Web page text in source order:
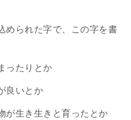
められた字で、この字を書
ったりとか
良いとか
が生き生きと育ったとか